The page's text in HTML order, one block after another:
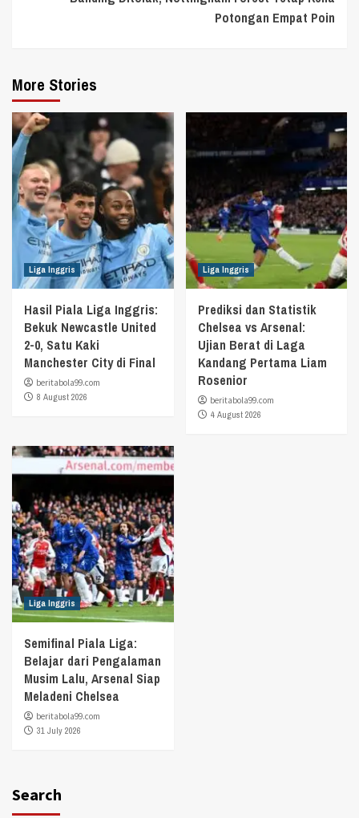
Potongan Empat Poin
More Stories
Liga Inggris
Hasil Piala Liga Inggris:
Bekuk Newcastle United
2-0, Satu Kaki
Manchester City di Final
beritabola99.com
8 August 2026
Liga Inggris
Prediksi dan Statistik
Chelsea vs Arsenal:
Ujian Berat di Laga
Kandang Pertama Liam
Rosenior
beritabola99.com
4 August 2026
Liga Inggris
Semifinal Piala Liga:
Belajar dari Pengalaman
Musim Lalu, Arsenal Siap
Meladeni Chelsea
beritabola99.com
31 July 2026
Search